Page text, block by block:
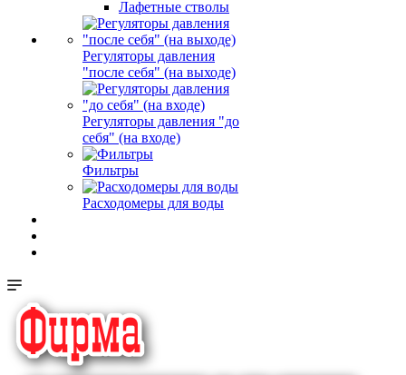
Лафетные стволы
Регуляторы давления
"после себя" (на выходе)
Регуляторы давления "до
себя" (на входе)
Фильтры
Расходомеры для воды